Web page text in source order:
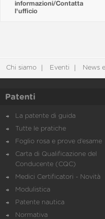
informazioni/Contatta
l'ufficio
Chi siamo Eventi News
Patenti
La patente di guida
Tutte le pratiche
Foglio rosa e prove d’esame
Carta di Qualificazione del
Conducente (CQC)
Medici Certificatori - Novità
Modulistica
Patente nautica
Normativa